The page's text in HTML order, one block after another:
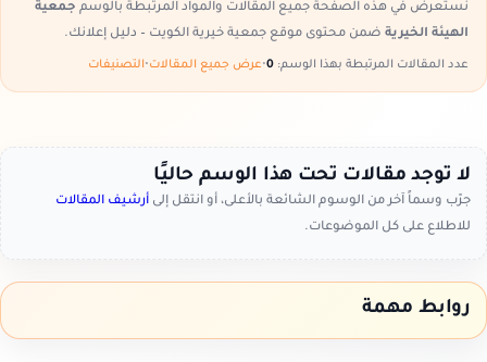
نستعرض في هذه الصفحة جميع المقالات والمواد المرتبطة بالوسم جمعية
الهيئة الخيرية ضمن محتوى موقع جمعية خيرية الكويت – دليل إعلانك.
عدد المقالات المرتبطة بهذا الوسم: •عرض جميع المقالات•التصنيفات
لا توجد مقالات تحت هذا الوسم حاليًا
جرّب وسماً آخر من الوسوم الشائعة بالأعلى، أو انتقل إلى أرشيف المقالات
للاطلاع على كل الموضوعات.
روابط مهمة